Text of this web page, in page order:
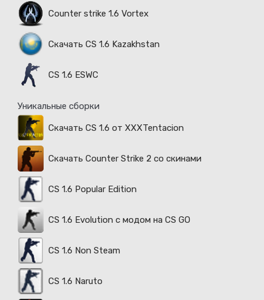
Counter strike 1.6 Vortex
Скачать CS 1.6 Kazakhstan
CS 1.6 ESWC
Уникальные сборки
Скачать CS 1.6 от XXXTentacion
Скачать Counter Strike 2 со скинами
CS 1.6 Popular Edition
CS 1.6 Evolution с модом на CS GO
CS 1.6 Non Steam
CS 1.6 Naruto